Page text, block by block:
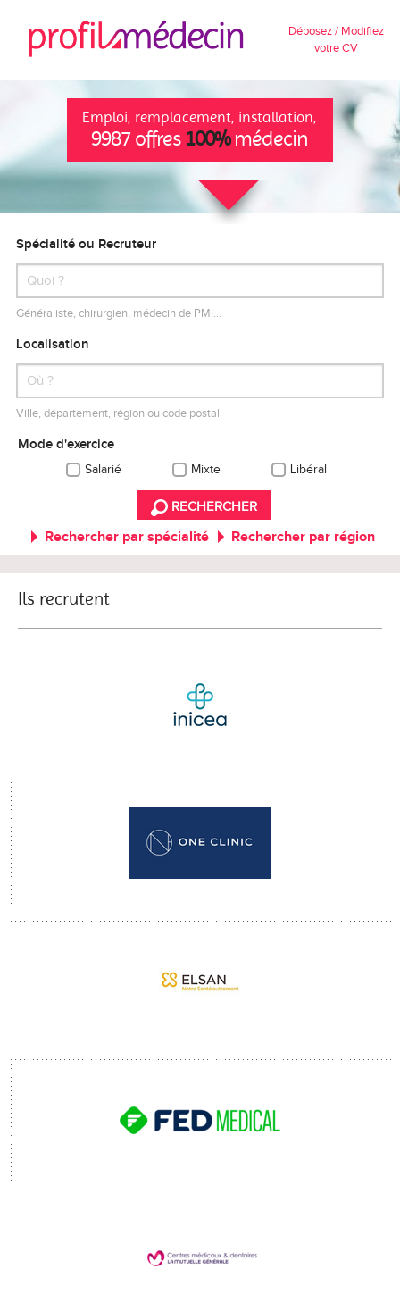
Déposez / Modifiez
votre CV
Emploi, remplacement, installation,
9987 offres 100%médecin
Spécialité ou Recruteur
Généraliste, chirurgien, médecin de PMI…
Localisation
Ville, département, région ou code postal
Mode d'exercice
Salarié Mixte Libéral
RECHERCHER
Rechercher par spécialité Rechercher par région
Ils recrutent